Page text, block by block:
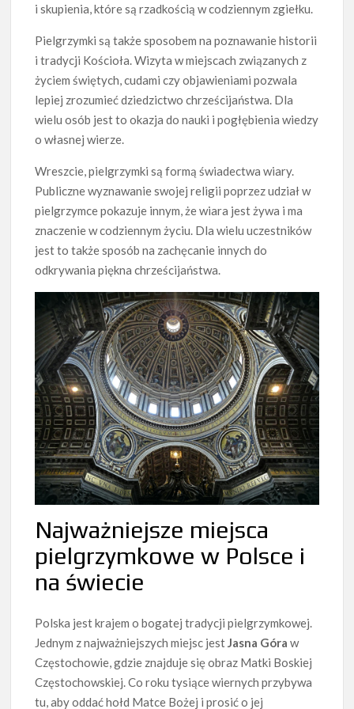
i skupienia, które są rzadkością w codziennym zgiełku.
Pielgrzymki są także sposobem na poznawanie historii
i tradycji Kościoła. Wizyta w miejscach związanych z
życiem świętych, cudami czy objawieniami pozwala
lepiej zrozumieć dziedzictwo chrześcijaństwa. Dla
wielu osób jest to okazja do nauki i pogłębienia wiedzy
o własnej wierze.
Wreszcie, pielgrzymki są formą świadectwa wiary.
Publiczne wyznawanie swojej religii poprzez udział w
pielgrzymce pokazuje innym, że wiara jest żywa i ma
znaczenie w codziennym życiu. Dla wielu uczestników
jest to także sposób na zachęcanie innych do
odkrywania piękna chrześcijaństwa.
Najważniejsze miejsca
pielgrzymkowe w Polsce i
na świecie
Polska jest krajem o bogatej tradycji pielgrzymkowej.
Jednym z najważniejszych miejsc jestJasna Góra w
Częstochowie, gdzie znajduje się obraz Matki Boskiej
Częstochowskiej. Co roku tysiące wiernych przybywa
tu, aby oddać hołd Matce Bożej i prosić o jej